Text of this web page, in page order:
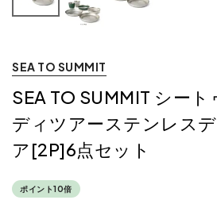
SEA TO SUMMIT
SEA TO SUMMIT シート
ディツアーステンレス
ア[2P]6点セット
ポイント10倍